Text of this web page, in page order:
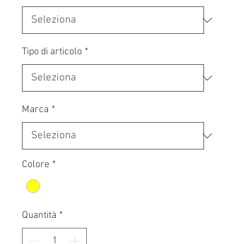
Tipo di articolo *
Marca *
Colore *
Quantità *